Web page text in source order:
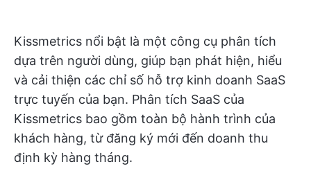
Kissmetrics nổi bật là một công cụ phân tích
dựa trên người dùng, giúp bạn phát hiện, hiểu
và cải thiện các chỉ số hỗ trợ kinh doanh SaaS
trực tuyến của bạn. Phân tích SaaS của
Kissmetrics bao gồm toàn bộ hành trình của
khách hàng, từ đăng ký mới đến doanh thu
định kỳ hàng tháng.